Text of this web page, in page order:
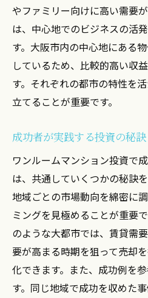
やファミリー向けに高い需要
は、中心地でのビジネスの活
す。大阪市内の中心地にある
しているため、比較的高い収
す。それぞれの都市の特性を
立てることが重要です。
成功者が実践する投資の秘訣
ワンルームマンション投資で
は、共通していくつかの秘訣
地域ごとの市場動向を綿密に
ミングを見極めることが重要
のような大都市では、賃貸需
要が高まる時期を狙って売却
化できます。また、成功例を
す。同じ地域で成功を収めた